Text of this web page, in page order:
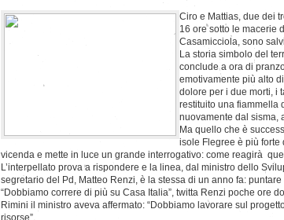
Ciro e Mattias, due dei
16 ore sotto le macerie
Casamicciola, sono
La storia simbolo del
conclude a ora di
emotivamente più alto
dolore per i due morti, i
restituito una fiammella
nuovamente dal sisma,
Ma quello che è
isole Flegree è più forte
vicenda e mette in luce un grande interrogativo: come reagirà
L’interpellato prova a rispondere e la linea, dal ministro dello
segretario del Pd, Matteo Renzi, è la stessa di un anno fa:
“Dobbiamo correre di più su Casa Italia”, twitta Renzi poche ore
Rimini il ministro aveva affermato: “Dobbiamo lavorare sul
risorse”.